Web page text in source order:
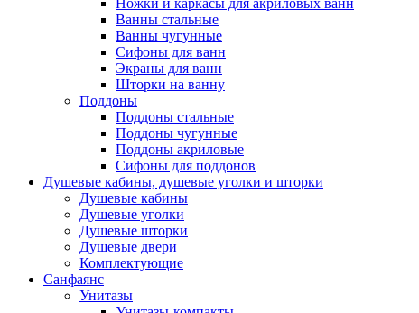
Ножки и каркасы для акриловых ванн
Ванны стальные
Ванны чугунные
Сифоны для ванн
Экраны для ванн
Шторки на ванну
Поддоны
Поддоны стальные
Поддоны чугунные
Поддоны акриловые
Сифоны для поддонов
Душевые кабины, душевые уголки и шторки
Душевые кабины
Душевые уголки
Душевые шторки
Душевые двери
Комплектующие
Санфаянс
Унитазы